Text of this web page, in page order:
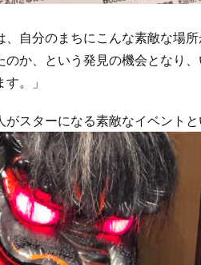
、自分のまちにこんな素敵な場
のか、という発見の機会となり
。」
スターになる素敵なイベント